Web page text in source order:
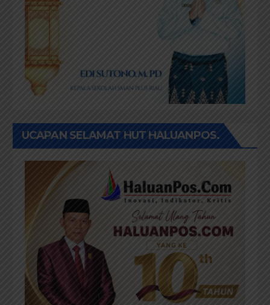
UCAPAN SELAMAT HUT HALUANPOS.